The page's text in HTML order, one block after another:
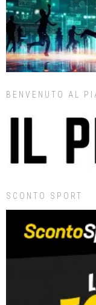
BENVENUTO AL
SCONTO SPORT